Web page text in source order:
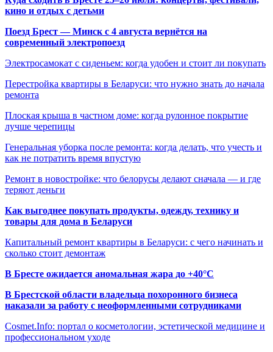
кино и отдых с детьми
Поезд Брест — Минск с 4 августа вернётся на
современный электропоезд
Электросамокат с сиденьем: когда удобен и стоит ли покупать
Перестройка квартиры в Беларуси: что нужно знать до начала
ремонта
Плоская крыша в частном доме: когда рулонное покрытие
лучше черепицы
Генеральная уборка после ремонта: когда делать, что учесть и
как не потратить время впустую
Ремонт в новостройке: что белорусы делают сначала — и где
теряют деньги
Как выгоднее покупать продукты, одежду, технику и
товары для дома в Беларуси
Капитальный ремонт квартиры в Беларуси: с чего начинать и
сколько стоит демонтаж
В Бресте ожидается аномальная жара до +40°C
В Брестской области владельца похоронного бизнеса
наказали за работу с неоформленными сотрудниками
Cosmet.Info: портал о косметологии, эстетической медицине и
профессиональном уходе